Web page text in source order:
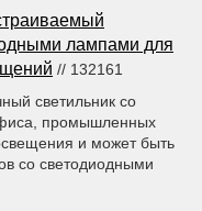
лампами для
// 132161
светильник со
промышленных
и может быть
со светодиодными